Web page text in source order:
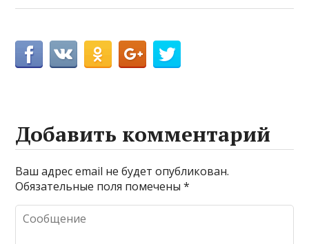
Добавить комментарий
Ваш адрес email не будет опубликован.
Обязательные поля помечены*